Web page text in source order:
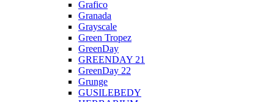
Grafico
Granada
Grayscale
Green Tropez
GreenDay
GREENDAY 21
GreenDay 22
Grunge
GUSILEBEDY